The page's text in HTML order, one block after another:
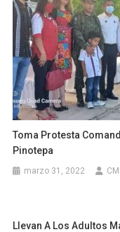
Toma Protesta
Pinotepa
marzo 31, 2022
Llevan A Los Adultos